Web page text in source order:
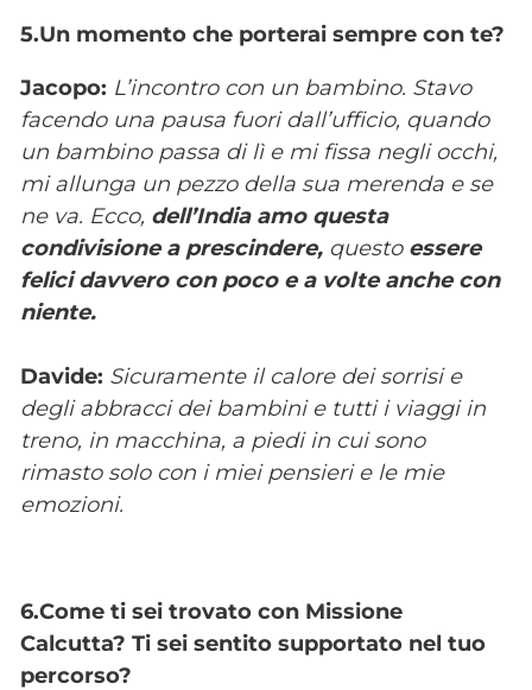
5.Un momento che porterai sempre con te?
Jacopo: L’incontro con un bambino. Stavo
facendo una pausa fuori dall’ufficio, quando
un bambino passa di lì e mi fissa negli occhi,
mi allunga un pezzo della sua merenda e se
ne va. Ecco, dell’India amo questa
condivisione a prescindere, questo essere
felici davvero con poco e a volte anche con
niente.
Davide: Sicuramente il calore dei sorrisi e
degli abbracci dei bambini e tutti i viaggi in
treno, in macchina, a piedi in cui sono
rimasto solo con i miei pensieri e le mie
emozioni.
6.Come ti sei trovato con Missione
Calcutta? Ti sei sentito supportato nel tuo
percorso?